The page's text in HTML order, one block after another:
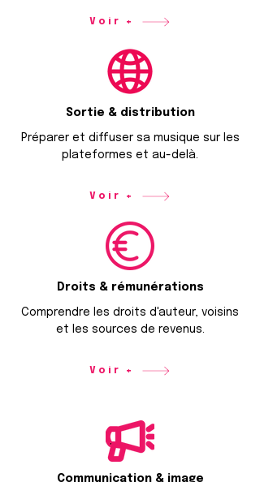
Voir +
Sortie & distribution
Préparer et diffuser sa musique sur les
plateformes et au-delà.
Voir +
Droits & rémunérations
Comprendre les droits d'auteur, voisins
et les sources de revenus.
Voir +
Communication & image